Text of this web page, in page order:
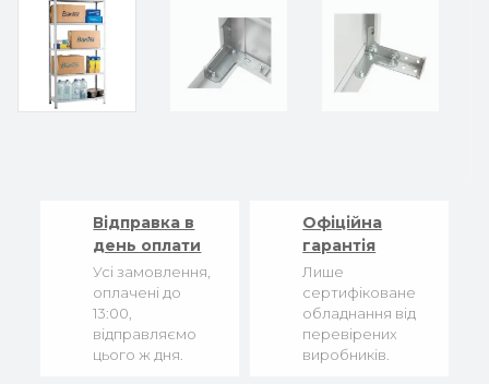
Відправка в
день оплати
Усі замовлення,
оплачені до
13:00,
відправляємо
цього ж дня.
Офіційна
гарантія
Лише
сертифіковане
обладнання від
перевірених
виробників.